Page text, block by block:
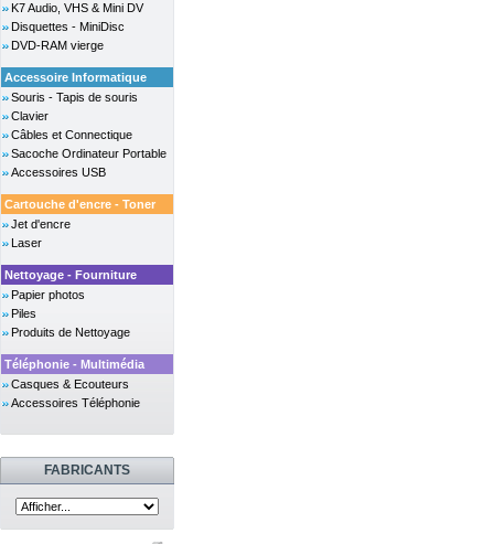
K7 Audio, VHS & Mini DV
Disquettes - MiniDisc
DVD-RAM vierge
Accessoire Informatique
Souris - Tapis de souris
Clavier
Câbles et Connectique
Sacoche Ordinateur Portable
Accessoires USB
Cartouche d'encre - Toner
Jet d'encre
Laser
Nettoyage - Fourniture
Papier photos
Piles
Produits de Nettoyage
Téléphonie - Multimédia
Casques & Ecouteurs
Accessoires Téléphonie
FABRICANTS